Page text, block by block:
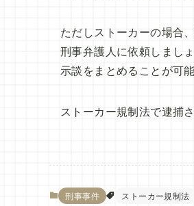
ただしストーカーの場合
刑事弁護人に依頼しまし
示談をまとめることが可能
ストーカー規制法で逮捕
刑事事件 ストーカー規制法